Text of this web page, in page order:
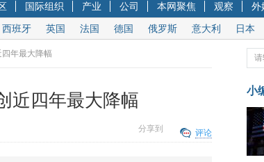
【见·闻】疫情下一家香港传统零售商的转
济安金信：中国基金市场数据分析周报（
【新华财经调查】同业存单、结构性存款
央行公开市场净投放300亿元 短端资金利率
基本面及股市双轮冲击 债市回调十年期债表
沥青期货连续两日涨逾3% 沪银及两粕涨势
恒生聚源：北斗收官之星发射成功，全产
济安金信：中国基金市场数据分析周报（
国际组织 产业 公司 本网聚焦 观察 外
西班牙 英国 法国 德国 俄罗斯 意大利 日本
年最大降幅
近四年最大降幅
评论
分享到
小